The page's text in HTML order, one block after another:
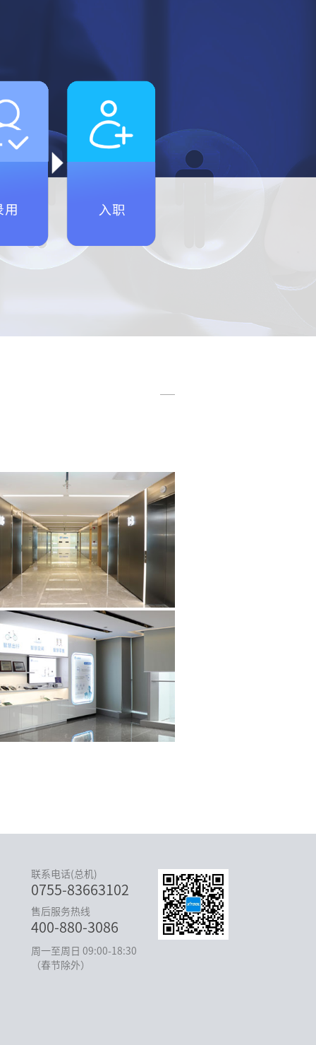
联系电话(总机)
0755-83663102
售后服务热线
400-880-3086
周一至周日 09:00-18:30
（春节除外）